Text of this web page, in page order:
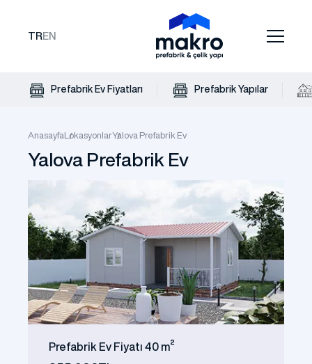
TR EN
Prefabrik Ev Fiyatları Prefabrik Yapılar
AnasayfaLokasyonlarYalova Prefabrik Ev
Yalova Prefabrik Ev
Prefabrik Ev Fiyatı 40 m²